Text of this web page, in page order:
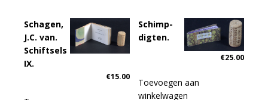
Schagen,
J.C. van.
Schiftsels
IX.
€15.00
Schimp-
digten.
€25.00
Toevoegen aan
winkelwagen